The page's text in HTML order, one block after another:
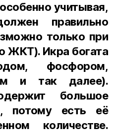
учитывая,
правильно
только при
ЖКТ). Икра богата
фосфором,
и так далее).
большое
потому есть её
количестве.